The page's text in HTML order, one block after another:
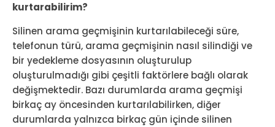
kurtarabilirim?
Silinen arama geçmişinin kurtarılabileceği süre,
telefonun türü, arama geçmişinin nasıl silindiği ve
bir yedekleme dosyasının oluşturulup
oluşturulmadığı gibi çeşitli faktörlere bağlı olarak
değişmektedir. Bazı durumlarda arama geçmişi
birkaç ay öncesinden kurtarılabilirken, diğer
durumlarda yalnızca birkaç gün içinde silinen